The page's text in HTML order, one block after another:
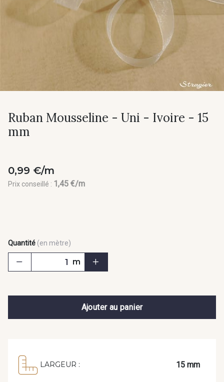
Ruban Mousseline - Uni - Ivoire - 15
mm
0,99 €/m
Prix conseillé : 1,45 €/m
Quantité (en mètre)
m
Ajouter au panier
LARGEUR : 15 mm